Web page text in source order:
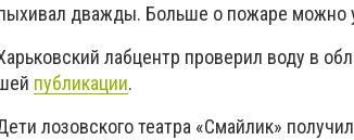
дважды. Больше о пожаре можно
лабцентр проверил воду в
публикации.
лозовского театра «Смайлик»